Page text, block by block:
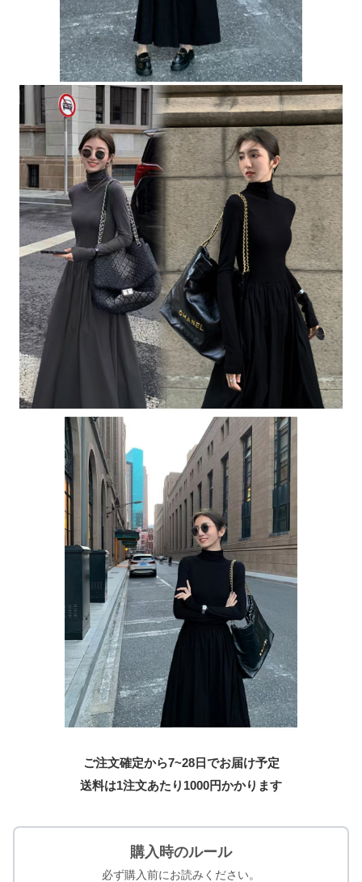
ご注文確定から7~28日でお届け予定
送料は1注文あたり 1000円かかります
購入時のルール
必ず購入前にお読みください。